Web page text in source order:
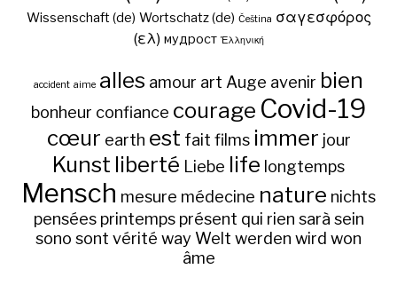
Wissenschaft (de) Wortschatz (de) Čeština σαγεσφόρος
(ελ) мудрост Ἑλληνική
accident aime alles amour art Auge avenir bien
bonheur confiance courage Covid-19
cœur earth est fait films immer jour
Kunst liberté Liebe life longtemps
Mensch mesure médecine nature nichts
pensées printemps présent qui rien sarà sein
sono sont vérité way Welt werden wird won
âme